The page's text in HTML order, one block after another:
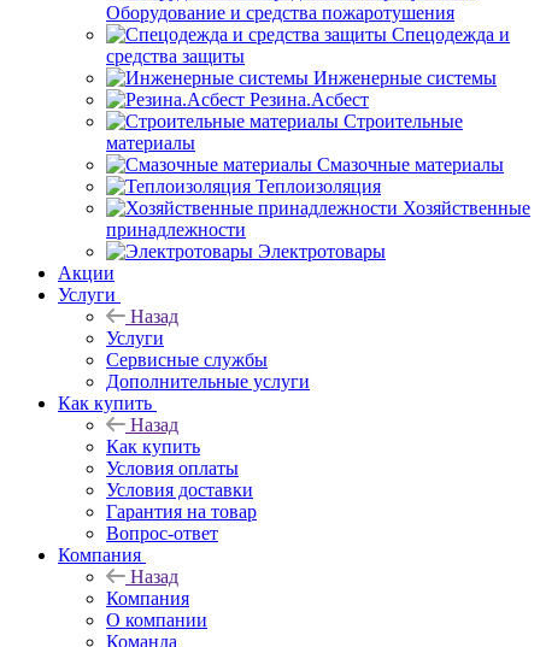
Оборудование и средства пожаротушения
Спецодежда и
средства защиты
Инженерные системы
Резина.Асбест
Строительные
материалы
Смазочные материалы
Теплоизоляция
Хозяйственные
принадлежности
Электротовары
Акции
Услуги
Назад
Услуги
Сервисные службы
Дополнительные услуги
Как купить
Назад
Как купить
Условия оплаты
Условия доставки
Гарантия на товар
Вопрос-ответ
Компания
Назад
Компания
О компании
Команда